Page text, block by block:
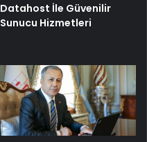
Datahost İle Güvenilir
Sunucu Hizmetleri